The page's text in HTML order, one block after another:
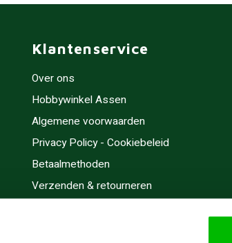
Klantenservice
Over ons
Hobbywinkel Assen
Algemene voorwaarden
Privacy Policy - Cookiebeleid
Betaalmethoden
Verzenden & retourneren